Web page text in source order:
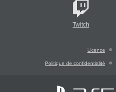
Twitch
Licence
Politique de confidentialité